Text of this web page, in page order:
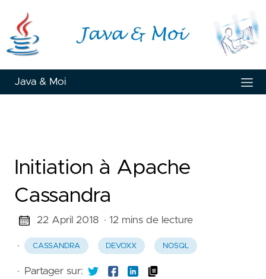
Java & Moi
Initiation à Apache
Cassandra
22 April 2018 · 12 mins de lecture
· CASSANDRA DEVOXX NOSQL
· Partager sur: